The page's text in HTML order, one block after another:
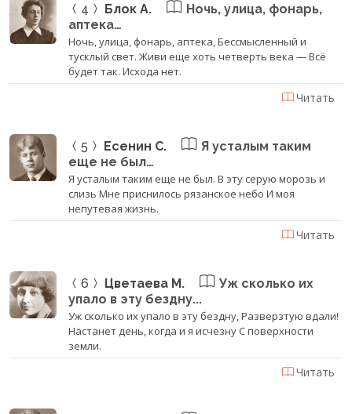
4 Блок А.
Ночь, улица, фонарь,
аптека…
Ночь, улица, фонарь, аптека, Бессмысленный и
тусклый свет. Живи еще хоть четверть века — Всё
будет так. Исхода нет.
Читать
5 Есенин С.
Я усталым таким
еще не был…
Я усталым таким еще не был. В эту серую морозь и
слизь Мне приснилось рязанское небо И моя
непутевая жизнь.
Читать
6 Цветаева М.
Уж сколько их
упало в эту бездну...
Уж сколько их упало в эту бездну, Разверзтую вдали!
Настанет день, когда и я исчезну С поверхности
земли.
Читать